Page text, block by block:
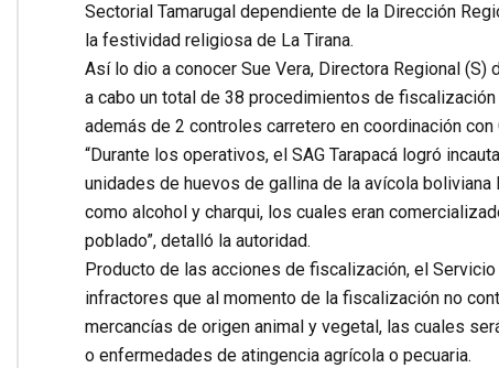
Sectorial Tamarugal dependiente de la Dirección
la festividad religiosa de La Tirana.
Así lo dio a conocer Sue Vera, Directora Regional
a cabo un total de 38 procedimientos de
además de 2 controles carretero en coordinación
“Durante los operativos, el SAG Tarapacá logró
unidades de huevos de gallina de la avícola
como alcohol y charqui, los cuales eran
poblado”, detalló la autoridad.
Producto de las acciones de fiscalización, el
infractores que al momento de la fiscalización no
mercancías de origen animal y vegetal, las cuales
o enfermedades de atingencia agrícola o pecuaria.